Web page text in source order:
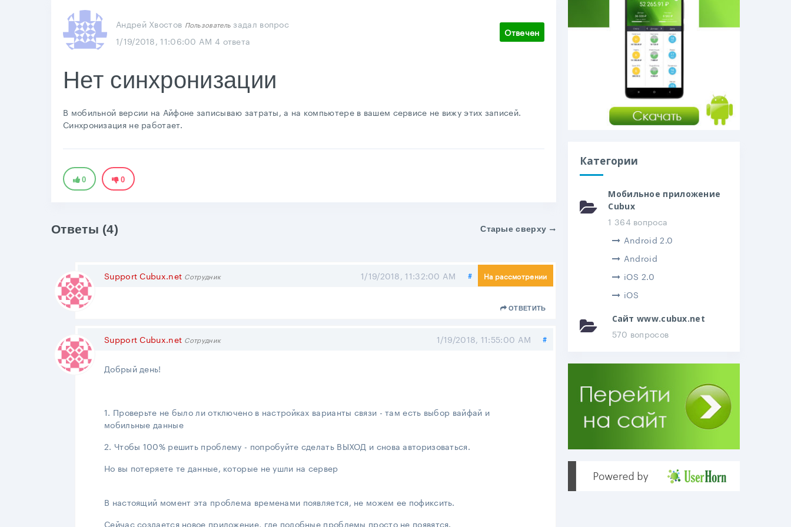
Андрей Хвостов Пользователь задал вопрос
1/19/2018, 11:06:00 AM 4 ответа
Отвечен
Нет синхронизации
В мобильной версии на Айфоне записываю затраты, а на компьютере в вашем сервисе не вижу этих записей.
Синхронизация не работает.
0 0
Ответы (4) Старые сверху
Support Cubux.net Сотрудник На рассмотрении
#Поделиться
1/19/2018, 11:32:00 AM
ОТВЕТИТЬ
Support Cubux.net Сотрудник #Поделиться
1/19/2018, 11:55:00 AM
Добрый день!
1. Проверьте не было ли отключено в настройках варианты связи - там есть выбор вайфай и
мобильные данные
2. Чтобы 100% решить проблему - попробуйте сделать ВЫХОД и снова авторизоваться.
Но вы потеряете те данные, которые не ушли на сервер
В настоящий момент эта проблема временами появляется, не можем ее пофиксить.
Сейчас создается новое приложение, где подобные проблемы просто не появятся.
Категории
Мобильное приложение
Cubux
1 364 вопроса
Android 2.0
Android
iOS 2.0
iOS
Сайт www.cubux.net
570 вопросов